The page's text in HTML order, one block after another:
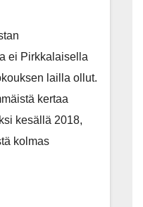
ei Pirkkalaisella
lailla ollut.
kertaa
kesällä 2018,
kolmas